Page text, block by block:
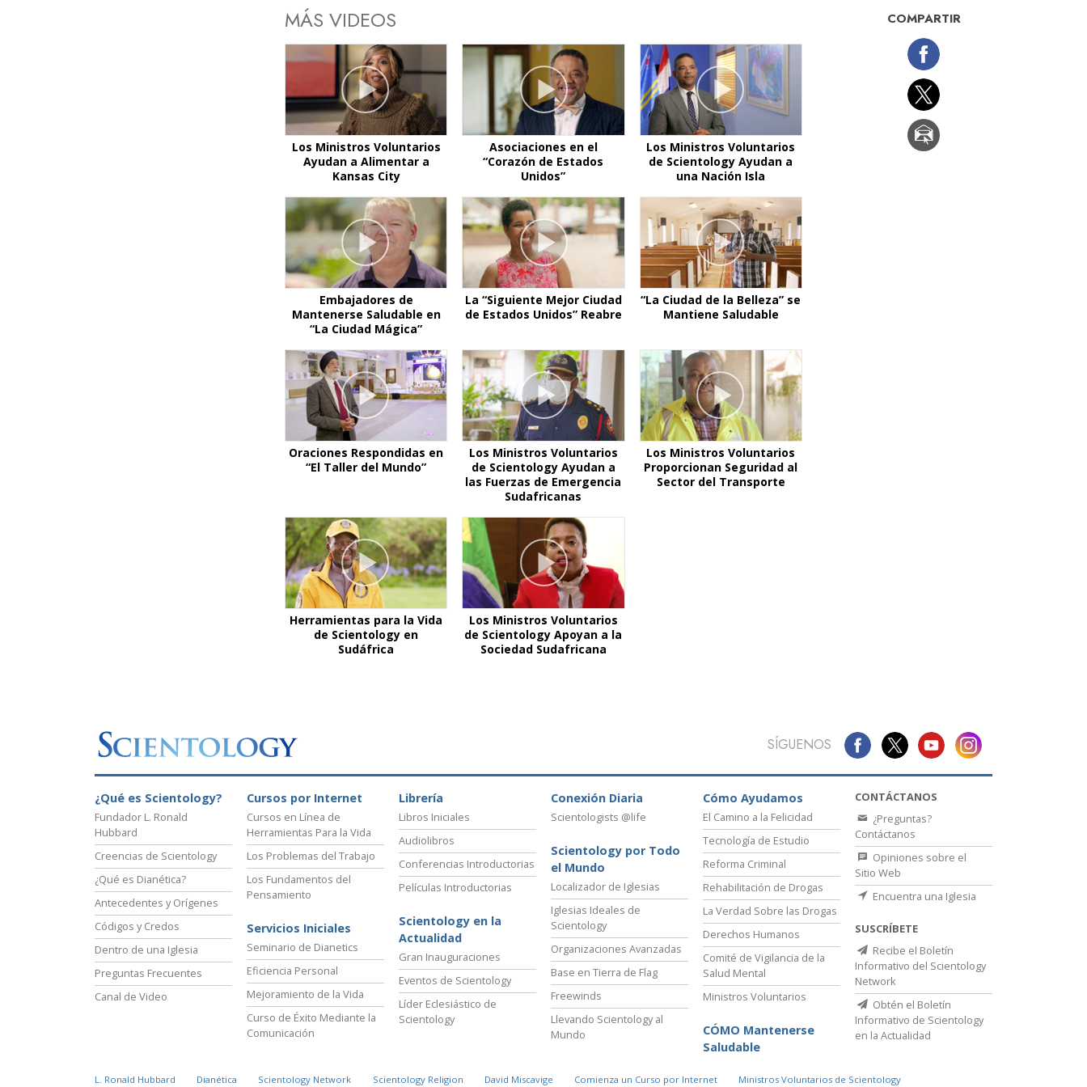
MÁS VIDEOS
Los Ministros Voluntarios
Ayudan a Alimentar a
Kansas City
Asociaciones en el
“Corazón de Estados
Unidos”
Los Ministros Voluntarios
de Scientology Ayudan a
una Nación Isla
Embajadores de
Mantenerse Saludable en
“La Ciudad Mágica”
La “Siguiente Mejor Ciudad
de Estados Unidos” Reabre
“La Ciudad de la Belleza” se
Mantiene Saludable
Oraciones Respondidas en
“El Taller del Mundo”
Los Ministros Voluntarios
de Scientology Ayudan a
las Fuerzas de Emergencia
Sudafricanas
Los Ministros Voluntarios
Proporcionan Seguridad al
Sector del Transporte
Herramientas para la Vida
de Scientology en
Sudáfrica
Los Ministros Voluntarios
de Scientology Apoyan a la
Sociedad Sudafricana
COMPARTIR
SÍGUENOS
¿Qué es Scientology?
Fundador L. Ronald
Hubbard
Creencias de Scientology
¿Qué es Dianética?
Antecedentes y Orígenes
Códigos y Credos
Dentro de una Iglesia
Preguntas Frecuentes
Canal de Video
Cursos por Internet
Cursos en Línea de
Herramientas Para la Vida
Los Problemas del Trabajo
Los Fundamentos del
Pensamiento
Servicios Iniciales
Seminario de Dianetics
Eficiencia Personal
Mejoramiento de la Vida
Curso de Éxito Mediante la
Comunicación
Librería
Libros Iniciales
Audiolibros
Conferencias Introductorias
Películas Introductorias
Scientology en la
Actualidad
Gran Inauguraciones
Eventos de Scientology
Líder Eclesiástico de
Scientology
Conexión Diaria
Scientologists @life
Scientology por Todo
el Mundo
Localizador de Iglesias
Iglesias Ideales de
Scientology
Organizaciones Avanzadas
Base en Tierra de Flag
Freewinds
Llevando Scientology al
Mundo
Cómo Ayudamos
El Camino a la Felicidad
Tecnología de Estudio
Reforma Criminal
Rehabilitación de Drogas
La Verdad Sobre las Drogas
Derechos Humanos
Comité de Vigilancia de la
Salud Mental
Ministros Voluntarios
CÓMO Mantenerse
Saludable
CONTÁCTANOS
¿Preguntas?
Contáctanos
Opiniones sobre el
Sitio Web
Encuentra una Iglesia
SUSCRÍBETE
Recibe el Boletín
Informativo del Scientology
Network
Obtén el Boletín
Informativo de Scientology
en la Actualidad
L. Ronald Hubbard Dianética Scientology Network Scientology Religion David Miscavige Comienza un Curso por Internet Ministros Voluntarios de Scientology